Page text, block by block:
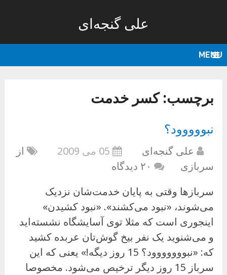
علی گنجه‌ای
MENU
برچسب:کسر خدمت
نبووووود؟
علی گنجه‌ای 05 می 2009
از
سربازی
۲۰ دیدگاه
سربازها وقتی به پایان خدمت‌شان نزدیک
می‌شوند، «نبود می‌کشند». «نبود کشیدن»
اینجوری است که مثلا توی آسایشگاه نشسته‌اید
و می‌شنوید یک نفر بیخ گوش‌تان عربده کشید
که: «نبووووووود؟ 15 روز دیگه!» یعنی که این
سرباز 15 روز دیگر ترخیص می‌شود. مخصوصا